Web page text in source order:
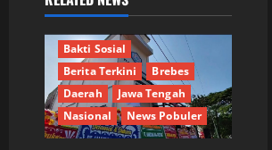
Bakti Sosial
Berita Terkini
Brebes
Daerah
Jawa Tengah
Nasional
News Pobuler